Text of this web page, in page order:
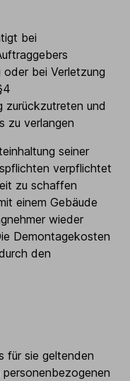
bei
bei Verletzung
zurückzutreten und
zu verlangen
seiner
verpflichtet
zu schaffen
einem Gebäude
wieder
Demontagekosten
den
für sie geltenden